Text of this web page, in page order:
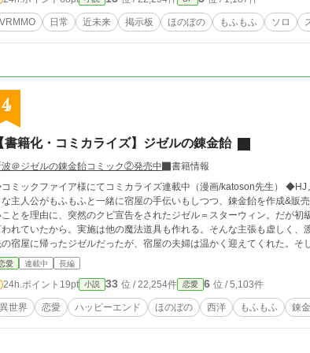
その行動はライブを通してゲーム世界全体に影響を及ぼしていくのであった…… 【登場人物】 伊勢翔太：ショ
遣い性からソロ希望。 出雲 澪：ミオン … 高1。内気すぎる性格だが
を地で行くタイプ。 柏原直斗：ナット … ショウの幼馴染＆親友で天然
VRMMO 日常 近未来 掲示板 ほのぼの もふもふ ソロ
4
書籍化・コミカライズ】ジゼルの錬金飴
波＠ジゼルの錬金飴コミック②発売中
書籍情報
ミックファイア様にてコミカライズ連載中（漫画/katoson先生） ◆HJノベ
主人公がもふもふと一緒に宿屋の手伝いもしつつ、錬金飴を作成&販
とを理由に、突然のクビ宣告をされたジゼル＝スターウィン。だが
れていたから。実施は他の魔法道具も作れる。そんな主張も虚しく
宿屋に帰ったジゼルだったが、宿屋の夫婦は温かく迎えてくれた。
ジゼルの祖母が作っていた薬あめを錬金術を用いて改良したもの。肩こり・風邪に効く飴、腰痛に効く飴、
回復効果がある飴の三種類がある。効果だけではなく味もそれぞれ異な
愛 連載中 長編
24h.ポイント 19pt 小説 33 位 / 22,254件 恋愛 6 位 / 5,103件
異世界 恋愛 ハッピーエンド ほのぼの 西洋 もふもふ 錬